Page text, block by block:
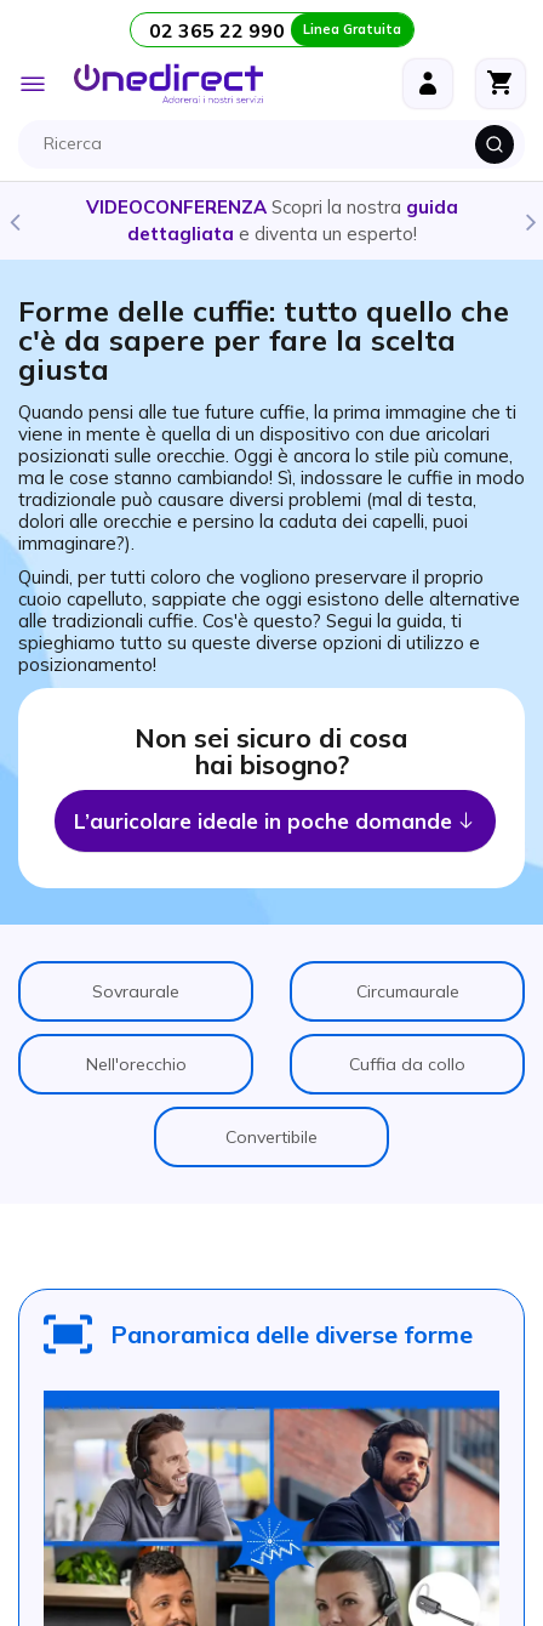
Salta al contenuto 02 365 22 990 Linea Gratuita
Toggle
Nav
VIDEOCONFERENZA Scopri la nostra guida
dettagliata e diventa un esperto!
Forme delle cuffie: tutto quello che
c'è da sapere per fare la scelta
giusta
Quando pensi alle tue future cuffie, la prima immagine che ti
viene in mente è quella di un dispositivo con due aricolari
posizionati sulle orecchie. Oggi è ancora lo stile più comune,
ma le cose stanno cambiando! Sì, indossare le cuffie in modo
tradizionale può causare diversi problemi (mal di testa,
dolori alle orecchie e persino la caduta dei capelli, puoi
immaginare?).
Quindi, per tutti coloro che vogliono preservare il proprio
cuoio capelluto, sappiate che oggi esistono delle alternative
alle tradizionali cuffie. Cos'è questo? Segui la guida, ti
spieghiamo tutto su queste diverse opzioni di utilizzo e
posizionamento!
Non sei sicuro di cosa
hai bisogno?
L’auricolare ideale in poche domande Icono
Sovraurale Circumaurale
Nell'orecchio Cuffia da collo
Convertibile
Panoramica delle diverse forme